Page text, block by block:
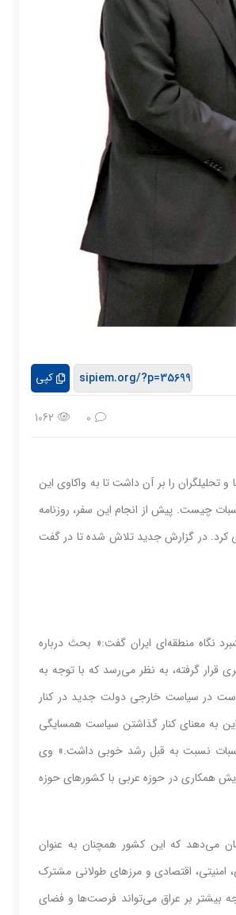
کپی
0
1062
را بر آن داشت تا به واکاوی این
چیست. پیش از انجام این سفر، روزنامه
کرد. در گزارش جدید تلاش شده تا در گفت
نگاه منطقه‌‌‌ای ایران گفت:« بحث درباره
گرفته، به نظر می‌‌‌رسد که با توجه به
است در سیاست خارجی دولت جدید در کنار
به معنای کنار گذاشتن سیاست همسایگی
نسبت به قبل رشد خوبی داشت.» وی
همکاری‌‌‌ در حوزه عربی با کشورهای حوزه
می‌‌‌دهد که این کشور همچنان به عنوان
اقتصادی و مرزهای طولانی مشترک
بیشتر بر عراق می‌‌‌تواند فرصت‌‌‌ها و فضای